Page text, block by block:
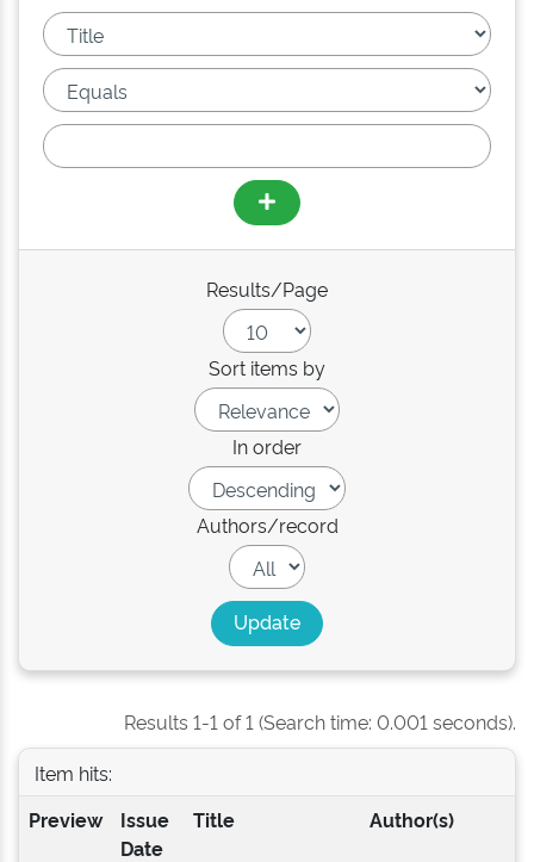
Results/Page
Sort items by
In order
Authors/record
Results 1-1 of 1 (Search time: 0.001 seconds).
Item hits:
Preview
Issue
Date
Title Author(s)